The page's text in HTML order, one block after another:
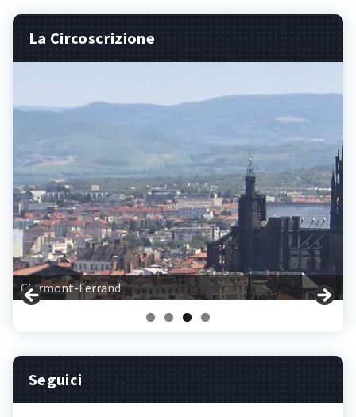
La Circoscrizione
Clermont-Ferrand
Seguici